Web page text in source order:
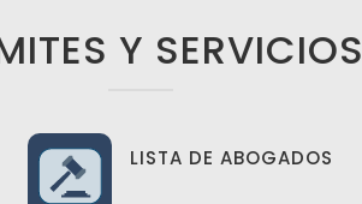
Y SERVICIOS
LISTA DE ABOGADOS